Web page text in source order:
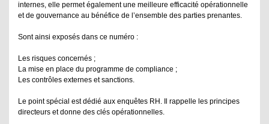
internes, elle permet également une meilleure efficacité opérationnelle
et de gouvernance au bénéfice de l’ensemble des parties prenantes.
Sont ainsi exposés dans ce numéro :
Les risques concernés ;
La mise en place du programme de compliance ;
Les contrôles externes et sanctions.
Le point spécial est dédié aux enquêtes RH. Il rappelle les principes
directeurs et donne des clés opérationnelles.